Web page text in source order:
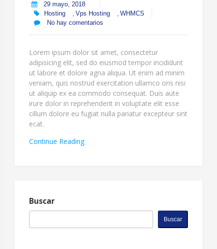
29 mayo, 2018
Hosting
, Vps Hosting , WHMCS
No hay comentarios
Lorem ipsum dolor sit amet, consectetur
adipisicing elit, sed do eiusmod tempor incididunt
ut labore et dolore agna aliqua. Ut enim ad minim
veniam, quis nostrud exercitation ullamco oris nisi
ut aliquip ex ea commodo consequat. Duis aute
irure dolor in reprehenderit in voluptate elit esse
cillum dolore eu fugiat nulla pariatur excepteur sint
ecat.
Continue Reading“Excepteur
Buscar
Buscar